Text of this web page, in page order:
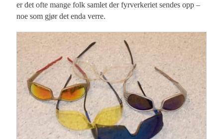
er det ofte mange folk samlet der fyrverkeriet sendes opp –
noe som gjør det enda verre.